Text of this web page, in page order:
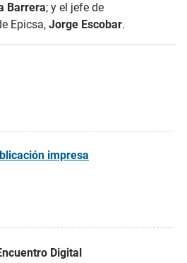
Barrera; y el jefe de
Epicsa, Jorge Escobar.
impresa
Digital